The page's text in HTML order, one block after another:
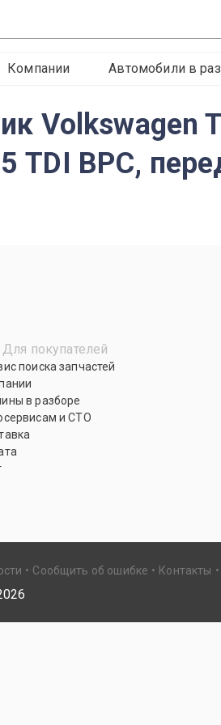
Компании Автомобили в
Volkswagen
BPC,
Для покупателей
поиска запчастей
в разборе
и СТО
Сообщить об ошибке Контакты